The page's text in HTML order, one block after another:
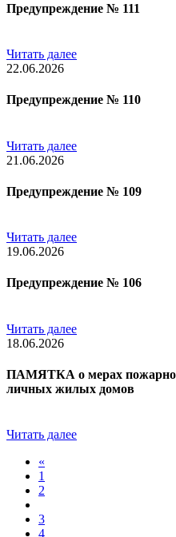
Предупреждение № 111
Читать далее
22.06.2026
Предупреждение № 110
Читать далее
21.06.2026
Предупреждение № 109
Читать далее
19.06.2026
Предупреждение № 106
Читать далее
18.06.2026
ПАМЯТКА о мерах пожарной
личных жилых домов
Читать далее
«
1
2
3
4